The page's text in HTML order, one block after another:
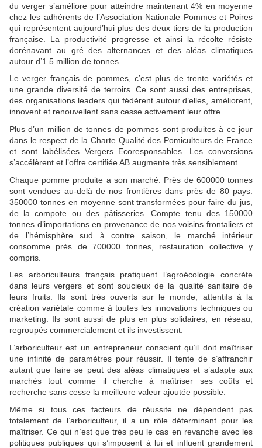
du verger s’améliore pour atteindre maintenant 4% en moyenne
chez les adhérents de l’Association Nationale Pommes et Poires
qui représentent aujourd’hui plus des deux tiers de la production
française. La productivité progresse et ainsi la récolte résiste
dorénavant au gré des alternances et des aléas climatiques
autour d’1.5 million de tonnes.
Le verger français de pommes, c’est plus de trente variétés et
une grande diversité de terroirs. Ce sont aussi des entreprises,
des organisations leaders qui fédèrent autour d’elles, améliorent,
innovent et renouvellent sans cesse activement leur offre.
Plus d’un million de tonnes de pommes sont produites à ce jour
dans le respect de la Charte Qualité des Pomiculteurs de France
et sont labélisées Vergers Ecoresponsables. Les conversions
s’accélèrent et l’offre certifiée AB augmente très sensiblement.
Chaque pomme produite a son marché. Près de 600000 tonnes
sont vendues au-delà de nos frontières dans près de 80 pays.
350000 tonnes en moyenne sont transformées pour faire du jus,
de la compote ou des pâtisseries. Compte tenu des 150000
tonnes d’importations en provenance de nos voisins frontaliers et
de l’hémisphère sud à contre saison, le marché intérieur
consomme près de 700000 tonnes, restauration collective y
compris.
Les arboriculteurs français pratiquent l’agroécologie concrète
dans leurs vergers et sont soucieux de la qualité sanitaire de
leurs fruits. Ils sont très ouverts sur le monde, attentifs à la
création variétale comme à toutes les innovations techniques ou
marketing. Ils sont aussi de plus en plus solidaires, en réseau,
regroupés commercialement et ils investissent.
L’arboriculteur est un entrepreneur conscient qu’il doit maîtriser
une infinité de paramètres pour réussir. Il tente de s’affranchir
autant que faire se peut des aléas climatiques et s’adapte aux
marchés tout comme il cherche à maîtriser ses coûts et
recherche sans cesse la meilleure valeur ajoutée possible.
Même si tous ces facteurs de réussite ne dépendent pas
totalement de l’arboriculteur, il a un rôle déterminant pour les
maîtriser. Ce qui n’est que très peu le cas en revanche avec les
politiques publiques qui s’imposent à lui et influent grandement